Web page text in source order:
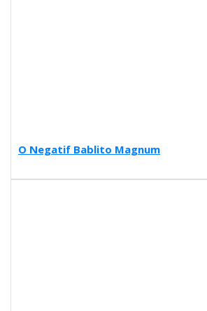
O Negatif Bablito Magnum